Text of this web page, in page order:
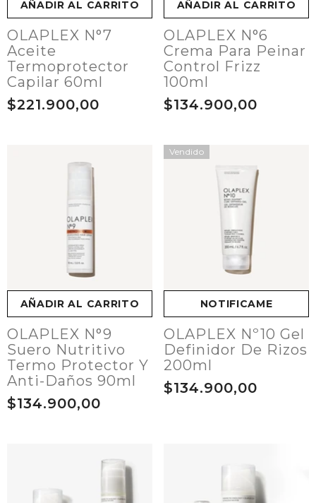
AÑADIR AL CARRITO
OLAPLEX N°7
Aceite
Termoprotector
Capilar 60ml
$221.900,00
AÑADIR AL CARRITO
OLAPLEX N°6
Crema Para Peinar
Control Frizz
100ml
$134.900,00
AÑADIR AL CARRITO
OLAPLEX N°9
Suero Nutritivo
Termo Protector Y
Anti-Daños 90ml
$134.900,00
Vendido
NOTIFICAME
OLAPLEX Nº10 Gel
Definidor De Rizos
200ml
$134.900,00